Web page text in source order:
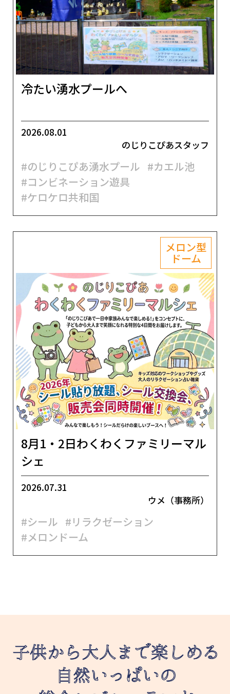
冷たい湧水プールへ
2026.08.01
のじりこぴあスタッフ
#のじりこぴあ湧水プール #カエル池
#コンビネーション遊具
#ケロケロ共和国
メロン型
ドーム
8月1・2日わくわくファミリーマル
シェ
2026.07.31
ウメ（事務所）
#シール #リラクゼーション
#メロンドーム